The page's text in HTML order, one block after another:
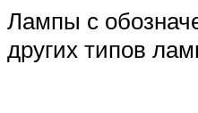
Лампы с
других типов